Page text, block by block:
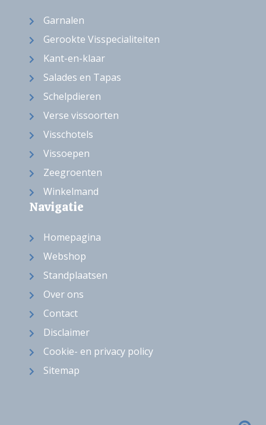
Garnalen
Gerookte Visspecialiteiten
Kant-en-klaar
Salades en Tapas
Schelpdieren
Verse vissoorten
Visschotels
Vissoepen
Zeegroenten
Winkelmand
Navigatie
Homepagina
Webshop
Standplaatsen
Over ons
Contact
Disclaimer
Cookie- en privacy policy
Sitemap